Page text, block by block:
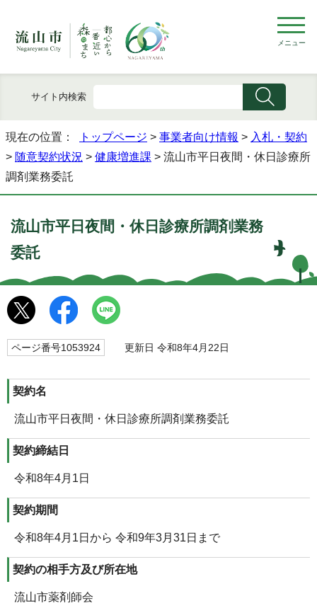
メニュー
サイト内検索
現在の位置： トップページ > 事業者向け情報 > 入札・契約
> 随意契約状況 > 健康増進課 > 流山市平日夜間・休日診療所
調剤業務委託
流山市平日夜間・休日診療所調剤業務
委託
ページ番号1053924 更新日 令和8年4月22日
契約名
流山市平日夜間・休日診療所調剤業務委託
契約締結日
令和8年4月1日
契約期間
令和8年4月1日から 令和9年3月31日まで
契約の相手方及び所在地
流山市薬剤師会